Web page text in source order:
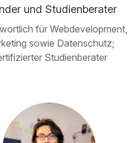
und Studienberater
für Webdevelopment,
sowie Datenschutz;
Studienberater